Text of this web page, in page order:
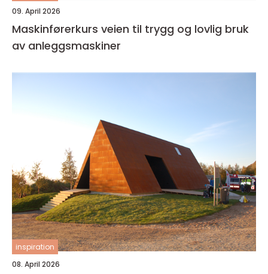
09. April 2026
Maskinførerkurs veien til trygg og lovlig bruk
av anleggsmaskiner
inspiration
08. April 2026